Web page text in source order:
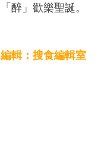
「醉」歡樂聖誕。
編輯：搜食編輯室